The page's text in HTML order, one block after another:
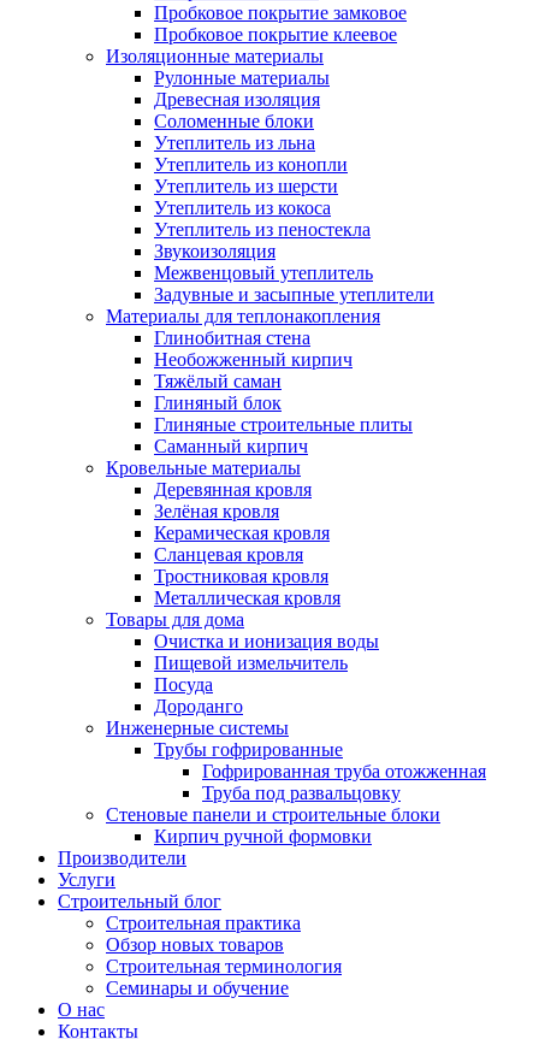
Пробковое покрытие замковое
Пробковое покрытие клеевое
Изоляционные материалы
Рулонные материалы
Древесная изоляция
Соломенные блоки
Утеплитель из льна
Утеплитель из конопли
Утеплитель из шерсти
Утеплитель из кокоса
Утеплитель из пеностекла
Звукоизоляция
Межвенцовый утеплитель
Задувные и засыпные утеплители
Материалы для теплонакопления
Глинобитная стена
Необожженный кирпич
Тяжёлый саман
Глиняный блок
Глиняные строительные плиты
Саманный кирпич
Кровельные материалы
Деревянная кровля
Зелёная кровля
Керамическая кровля
Сланцевая кровля
Тростниковая кровля
Металлическая кровля
Товары для дома
Очистка и ионизация воды
Пищевой измельчитель
Посуда
Дороданго
Инженерные системы
Трубы гофрированные
Гофрированная труба отожженная
Труба под развальцовку
Стеновые панели и строительные блоки
Кирпич ручной формовки
Производители
Услуги
Строительный блог
Строительная практика
Обзор новых товаров
Строительная терминология
Семинары и обучение
О нас
Контакты